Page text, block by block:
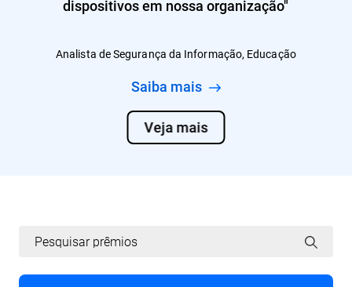
dispositivos em nossa organização"
Analista de Segurança da Informação, Educação
Saiba mais
Veja mais